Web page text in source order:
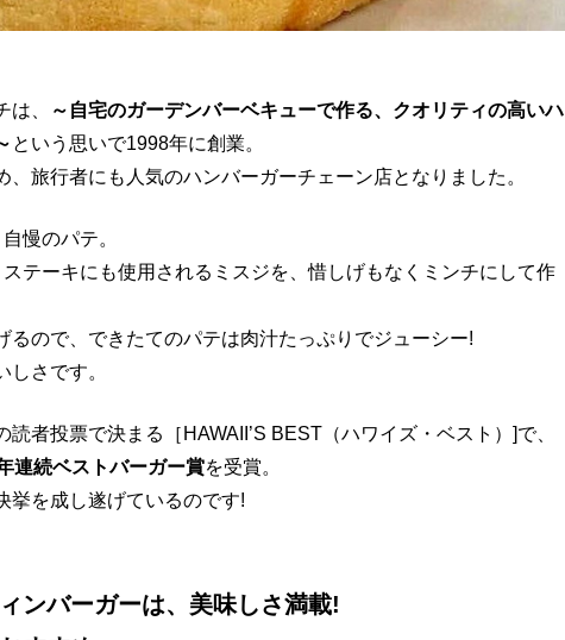
、
～自宅のガーデンバーベキューで作る、クオリティの高いハ
という思いで1998年に創業。
、旅行者にも人気のハンバーガーチェーン店となりました。
慢のパテ。
テーキにも使用されるミスジを、惜しげもなくミンチにして作
るので、できたてのパテは肉汁たっぷりでジューシー!
さです。
者投票で決まる［HAWAII’S BEST（ハワイズ・ベスト）]で、
連続ベストバーガー賞を受賞。
挙を成し遂げているのです!
ンバーガーは、美味しさ満載!